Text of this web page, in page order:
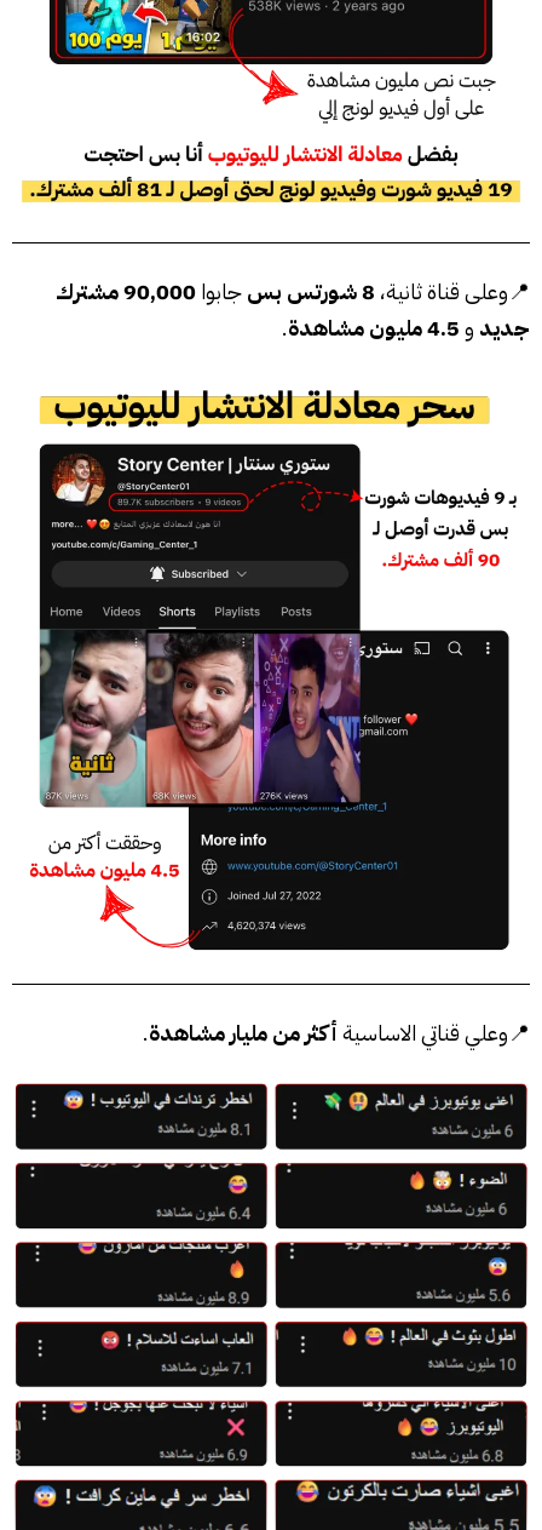
📍وعلى قناة ثانية، 8 شورتس بس جابوا
90,000 مشترك
جديد و4.5 مليون مشاهدة .
📍وعلي قناتي الاساسيةأكثر من مليار مشاهدة.